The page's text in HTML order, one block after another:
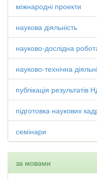
міжнародні проекти
наукова діяльність
науково-дослідна
науково-технічна
публікація результатів
підготовка наукових
семінари
за мовами